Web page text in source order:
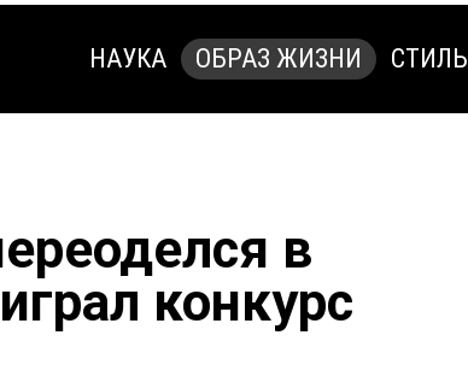
НАУКА ОБРАЗ ЖИЗНИ СТИЛЬ
в
конкурс